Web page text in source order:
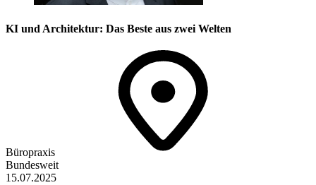
KI und Architektur: Das Beste aus zwei Welten
Büropraxis
Bundesweit
15.07.2025